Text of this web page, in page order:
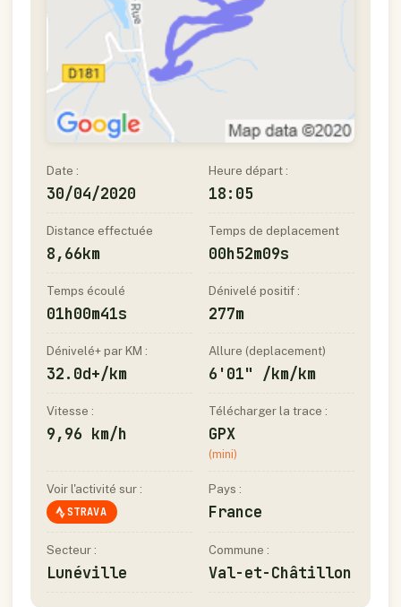
Date :
30/04/2020
Heure départ :
18:05
Distance effectuée
8,66km
Temps de deplacement
00h52m09s
Temps écoulé
01h00m41s
Dénivelé positif :
277m
Dénivelé+ par KM :
32.0d+/km
Allure (deplacement)
6'01" /km/km
Vitesse :
9,96 km/h
Télécharger la trace :
GPX
(mini)
Voir l'activité sur :
STRAVA
Pays :
France
Secteur :
Lunéville
Commune :
Val-et-Châtillon